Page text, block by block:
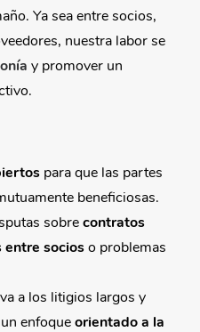
Ya sea entre socios,
nuestra labor se
y promover un
para que las partes
beneficiosas.
sobrecontratos
entre socioso problemas
a los litigios largos y
enfoqueorientado a la